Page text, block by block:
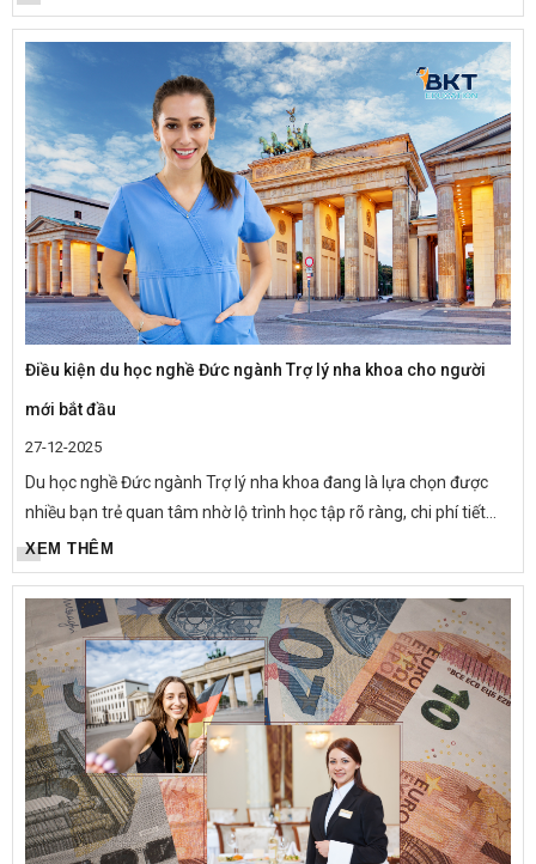
Điều kiện du học nghề Đức ngành Trợ lý nha khoa cho người
mới bắt đầu
27-12-2025
Du học nghề Đức ngành Trợ lý nha khoa đang là lựa chọn được
nhiều bạn trẻ quan tâm nhờ lộ trình học tập rõ ràng, chi phí tiết
kiệm và cơ hội việc làm – định cư bền vững tại châu Âu....
XEM THÊM